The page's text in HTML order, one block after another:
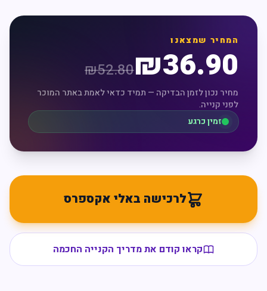
המחיר שמצאנו
₪36.90
₪52.80
מחיר נכון לזמן הבדיקה — תמיד כדאי לאמת באתר המוכר
לפני קנייה.
זמין כרגע
לרכישה באלי אקספרס
קראו קודם את מדריך הקנייה החכמה